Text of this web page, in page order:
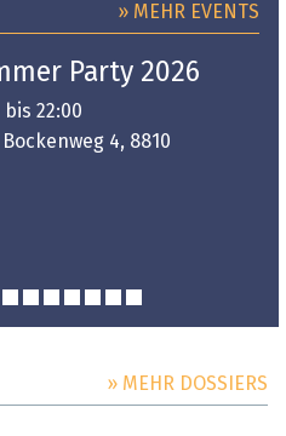
» MEHR EVENTS
Party 2026
bis 22:00
4, 8810
» MEHR DOSSIERS